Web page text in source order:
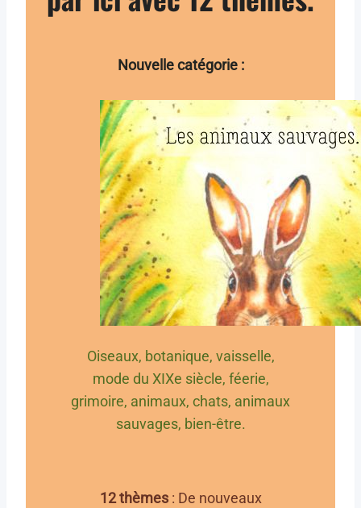
Nouvelle catégorie :
Oiseaux, botanique, vaisselle,
mode du XIXe siècle, féerie,
grimoire, animaux, chats, animaux
sauvages, bien-être.
12 thèmes: De nouveaux